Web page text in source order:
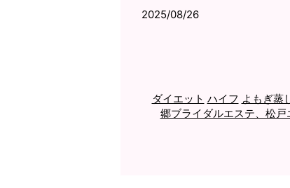
2025/08/26
ダイエット ハイフ よもぎ蒸
郷ブライダルエステ、松